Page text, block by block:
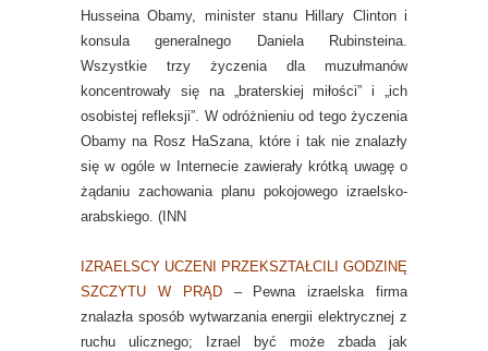
Husseina Obamy, minister stanu Hillary Clinton i
konsula generalnego Daniela Rubinsteina.
Wszystkie trzy życzenia dla muzułmanów
koncentrowały się na „braterskiej miłości” i „ich
osobistej refleksji”. W odróżnieniu od tego życzenia
Obamy na Rosz HaSzana, które i tak nie znalazły
się w ogóle w Internecie zawierały krótką uwagę o
żądaniu zachowania planu pokojowego izraelsko-
arabskiego. (INN
IZRAELSCY UCZENI PRZEKSZTAŁCILI GODZINĘ
SZCZYTU W PRĄD– Pewna izraelska firma
znalazła sposób wytwarzania energii elektrycznej z
ruchu ulicznego; Izrael być może zbada jak